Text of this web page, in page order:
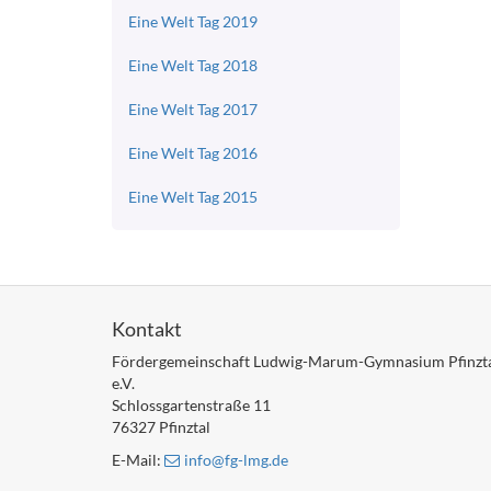
Eine Welt Tag 2019
Eine Welt Tag 2018
Eine Welt Tag 2017
Eine Welt Tag 2016
Eine Welt Tag 2015
Kontakt
Fördergemeinschaft Ludwig-Marum-Gymnasium
e.V.
Schlossgartenstraße 11
76327 Pfinztal
E-Mail:
info@fg-lmg.de